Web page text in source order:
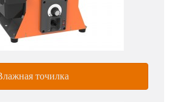
точилка